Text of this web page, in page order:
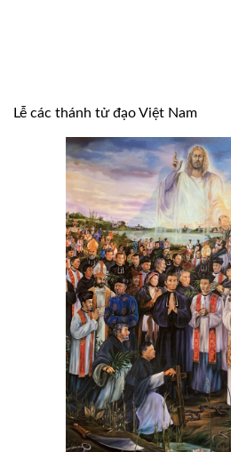
Lễ các thánh tử đạo Việt Nam